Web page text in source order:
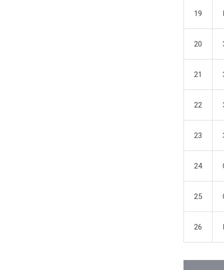
19
20
21
22
23
24
25
26